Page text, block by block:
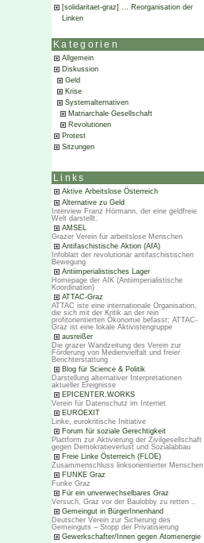
[solidaritaet-graz] … Reorganisation der
Linken
Kategorien
Allgemein
Diskussion
Geld
Krise
Systemalternativen
Matriarchale Gesellschaft
Revolutionen
Protest
Sitzungen
Links
Aktive Arbeitslose Österreich
Alternative zu Geld
Interview Franz Hörmann, der eine geldfreie
Welt darstellt.
AMSEL
Grazer Verein für arbeitslose Menschen
Antifaschistische Aktion (AfA)
Infoblatt der revolutionär antifaschistischen
Bewegung
Antiimperialistisches Lager
Homepage der AIK (Antiimperialistische
Koordination)
ATTAC-Graz
ATTAC iste eine internationale Organisation,
die sich mit der Kritik an der rein
profitorientierten Ökonomie befasst; ATTAC-
Graz ist eine lokale Aktivistengruppe
ausreißer
Die grazer Wandzeitung des Verein zur
Förderung von Medienvielfalt und freier
Berichterstattung
Blog für Science & Politik
Darstellung alternativer Interpretationen
aktueller Ereignisse
EPICENTER.WORKS
Verein für Datenschutz im Internet
EUROEXIT
Linke, eurokritische Initiative
Forum für soziale Gerechtigkeit
Plattform zur Aktivierung der Zivilgesellschaft
gegen Demokratieverlust und Sozialabbau
Freie Linke Österreich (FLOE)
Zusammenschluss linksorientierter Menschen
FUNKE Graz
Funke Graz
Für ein unverwechselbares Graz
Versuch, Graz vor der Baulobby zu retten ..
Gemeingut in BürgerInnenhand
Deutscher Verein zur Sicherung des
Gemeinguts – Stopp der Privatisierung
Gewerkschafter/Innen gegen Atomenergie